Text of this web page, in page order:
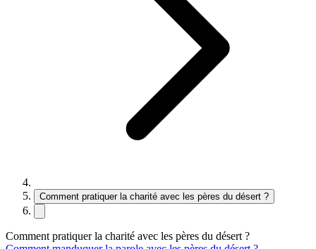
Comment pratiquer la charité avec les pères du désert ?
Comment pratiquer la charité avec les pères du désert ?